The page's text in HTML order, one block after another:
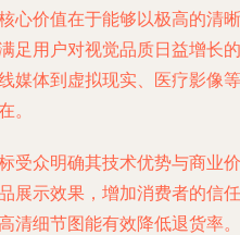
心价值在于能够以极高的清晰
足用户对视觉品质日益增长的
媒体到虚拟现实、医疗影像等
。
受众明确其技术优势与商业价
展示效果，增加消费者的信任
清细节图能有效降低退货率。